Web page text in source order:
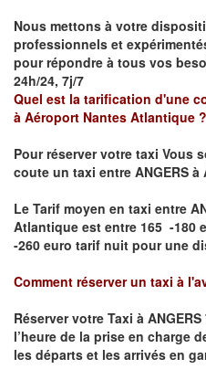
Nous mettons à votre
professionnels et
pour répondre à tous vos
24h/24, 7j/7
Quel est la tarification d'une
à Aéroport Nantes Atlantique ?
Pour réserver votre taxi Vous
coute un taxi entre ANGERS
Le Tarif moyen en taxi entre
Atlantique est entre 165 -180
-260 euro tarif nuit pour une
Comment réserver un taxi à
Réserver votre Taxi à ANGERS
l’heure de la prise en charge
les départs et les arrivés en